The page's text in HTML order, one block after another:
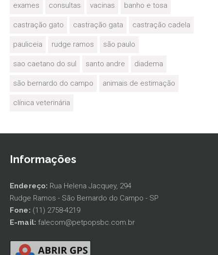
exames consultas vacinas banho e tosa
castração gato castração gata castração cadela
pauliceia rudge ramos são paulo
sao caetano do sul santo andre diadema
são bernardo do campo animais de estimação
clínica veterinária
Informações
Endereço: Rua Helena Jacquey, 294
Rudge Ramos - São Bernardo do Campo - SP
Fone: (11) 2758-4219
E-mail: falecom@petpopsbc.com.br